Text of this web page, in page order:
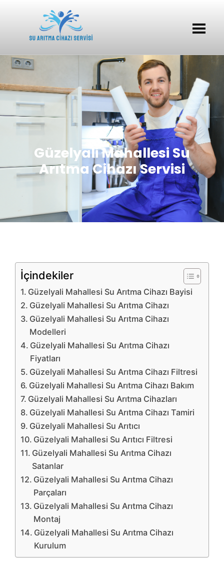
Güzelyali Mahallesi Su
Arıtma Cihazı Servisi
İçindekiler
Güzelyali Mahallesi Su Arıtma Cihazı Bayisi
Güzelyali Mahallesi Su Arıtma Cihazı
Güzelyali Mahallesi Su Arıtma Cihazı
Modelleri
Güzelyali Mahallesi Su Arıtma Cihazı
Fiyatları
Güzelyali Mahallesi Su Arıtma Cihazı Filtresi
Güzelyali Mahallesi Su Arıtma Cihazı Bakım
Güzelyali Mahallesi Su Arıtma Cihazları
Güzelyali Mahallesi Su Arıtma Cihazı Tamiri
Güzelyali Mahallesi Su Arıtıcı
Güzelyali Mahallesi Su Arıtıcı Filtresi
Güzelyali Mahallesi Su Arıtma Cihazı
Satanlar
Güzelyali Mahallesi Su Arıtma Cihazı
Parçaları
Güzelyali Mahallesi Su Arıtma Cihazı
Montaj
Güzelyali Mahallesi Su Arıtma Cihazı
Kurulum